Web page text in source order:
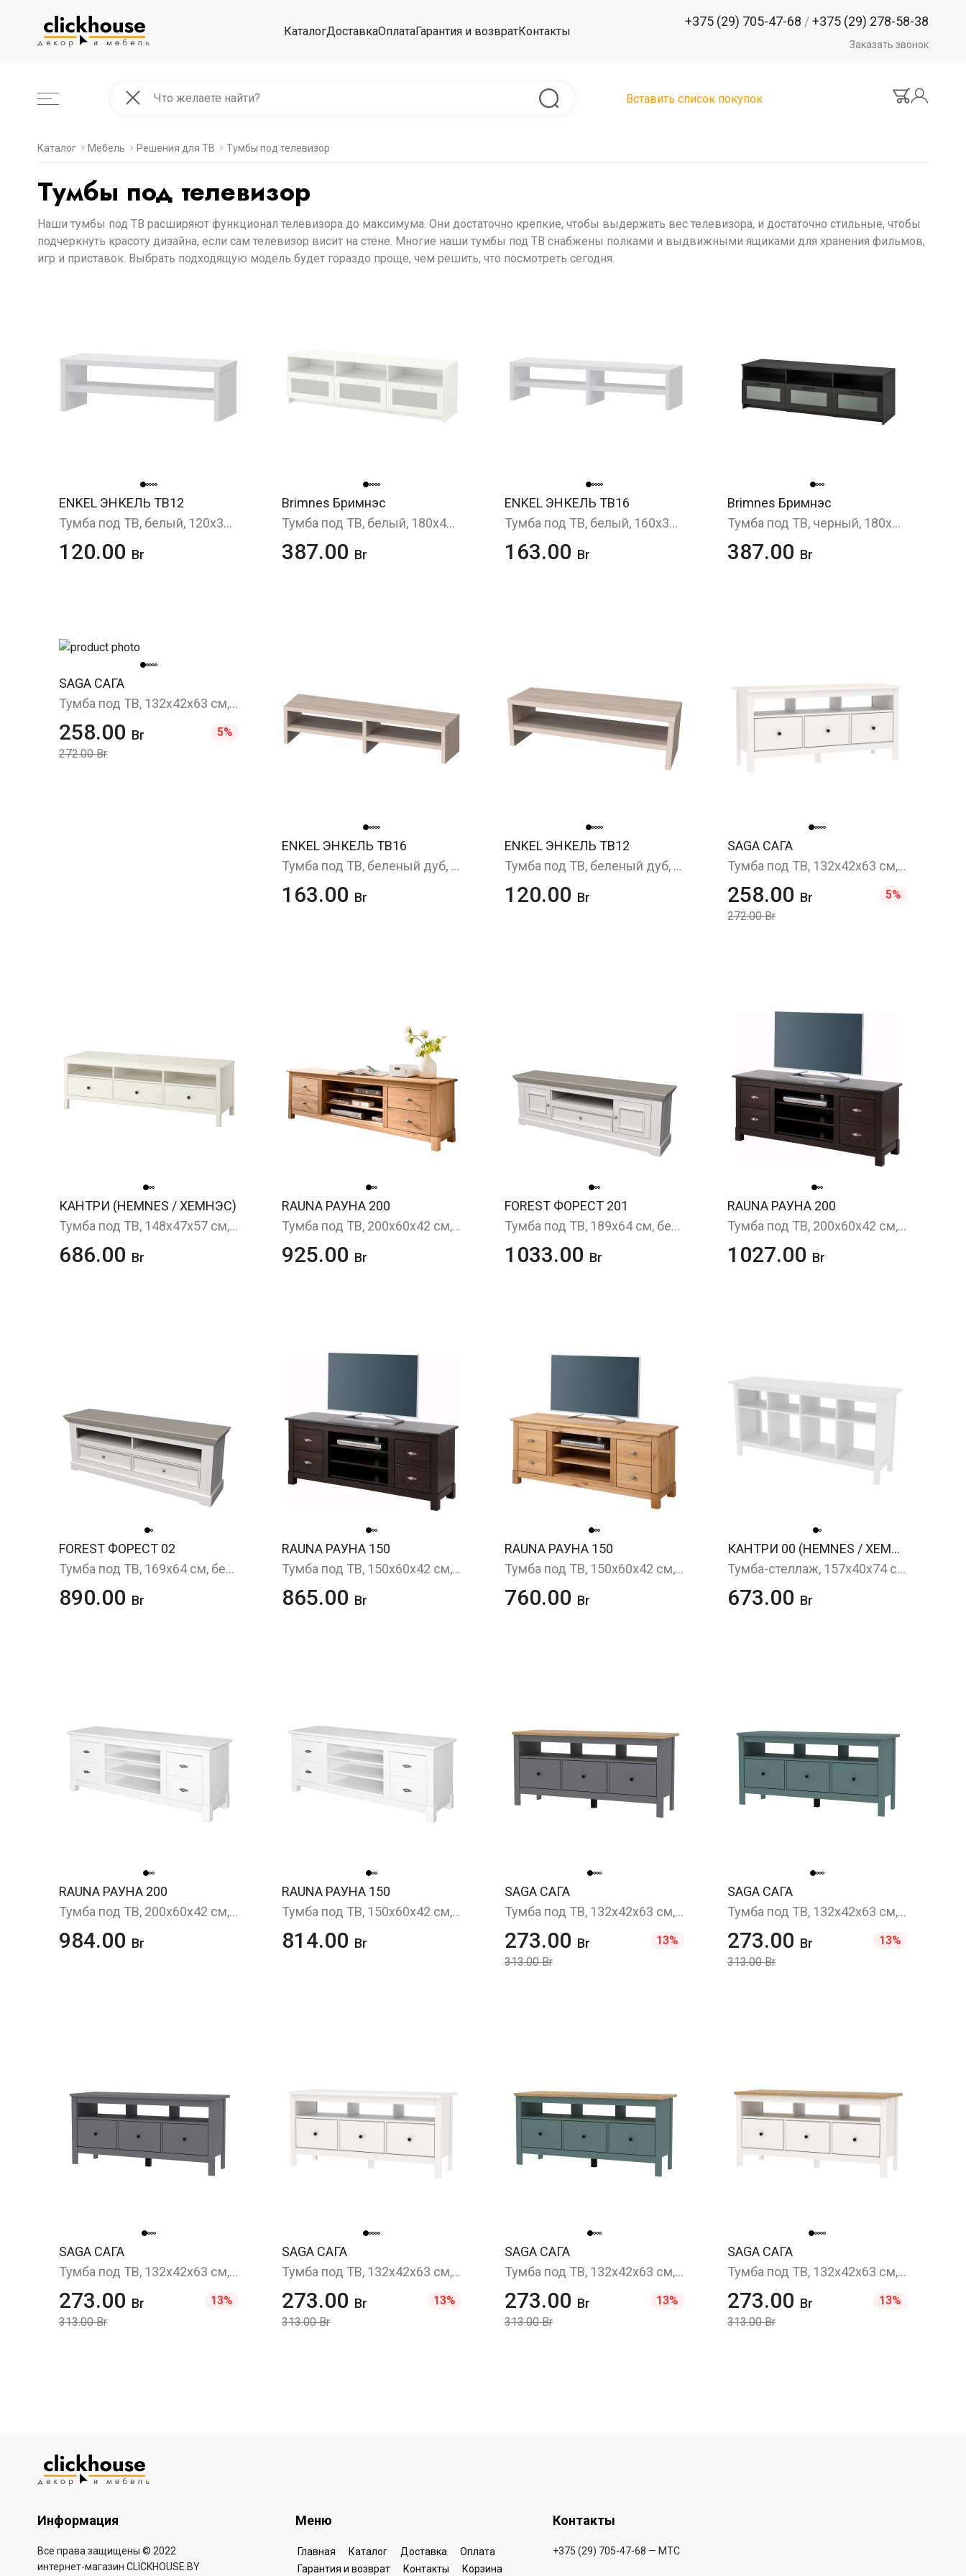
КаталогДоставкаОплатаГарантия и возвратКонтакты
+375 (29) 705-47-68 /+375 (29) 278-58-38
Заказать звонок
Вставить список покупок
Каталог Мебель Решения для ТВ Тумбы под телевизор
Тумбы под телевизор
Наши тумбы под ТВ расширяют функционал телевизора до максимума. Они достаточно крепкие, чтобы выдержать вес телевизора, и достаточно стильные, чтобы
подчеркнуть красоту дизайна, если сам телевизор висит на стене. Многие наши тумбы под ТВ снабжены полками и выдвижными ящиками для хранения фильмов,
игр и приставок. Выбрать подходящую модель будет гораздо проще, чем решить, что посмотреть сегодня.
ENKEL ЭНКЕЛЬ ТВ12
Тумба под ТВ, белый, 120х37x38 см
120.00 Br
Brimnes Бримнэс
Тумба под ТВ, белый, 180x41x53 см
387.00 Br
ENKEL ЭНКЕЛЬ ТВ16
Тумба под ТВ, белый, 160х37x38 см
163.00 Br
Brimnes Бримнэс
Тумба под ТВ, черный, 180x41x53 см
387.00 Br
SAGA САГА
Тумба под ТВ, 132x42x63 см, белый/ясень
258.00 Br
5%
272.00 Br
ENKEL ЭНКЕЛЬ ТВ16
Тумба под ТВ, беленый дуб, 160х37x38 см
163.00 Br
ENKEL ЭНКЕЛЬ ТВ12
Тумба под ТВ, беленый дуб, 120х37x38 см
120.00 Br
SAGA САГА
Тумба под ТВ, 132x42x63 см, белый
258.00 Br
5%
272.00 Br
КАНТРИ (HEMNES / ХЕМНЭС)
Тумба под ТВ, 148x47x57 см, белая морилка
686.00 Br
RAUNA РАУНА 200
Тумба под ТВ, 200x60x42 см, бейц/масло
925.00 Br
FOREST ФОРЕСТ 201
Тумба под ТВ, 189х64 см, белый/антрацит
1033.00 Br
RAUNA РАУНА 200
Тумба под ТВ, 200x60x42 см, черно-коричневый
1027.00 Br
FOREST ФОРЕСТ 02
Тумба под ТВ, 169х64 см, белый/антрацит
890.00 Br
RAUNA РАУНА 150
Тумба под ТВ, 150x60x42 см, черно-коричневый
865.00 Br
RAUNA РАУНА 150
Тумба под ТВ, 150x60x42 см, бейц/масло
760.00 Br
КАНТРИ 00 (HEMNES / ХЕМНЭС)
Тумба-стеллаж, 157х40х74 см, белая морилка
673.00 Br
RAUNA РАУНА 200
Тумба под ТВ, 200x60x42 см, белый
984.00 Br
RAUNA РАУНА 150
Тумба под ТВ, 150x60x42 см, белый
814.00 Br
SAGA САГА
Тумба под ТВ, 132x42x63 см, серый/ясень
273.00 Br
13%
313.00 Br
SAGA САГА
Тумба под ТВ, 132x42x63 см, темно-бирюзовый
273.00 Br
13%
313.00 Br
SAGA САГА
Тумба под ТВ, 132x42x63 см, серый
273.00 Br
13%
313.00 Br
SAGA САГА
Тумба под ТВ, 132x42x63 см, белый
273.00 Br
13%
313.00 Br
SAGA САГА
Тумба под ТВ, 132x42x63 см, темно-бирюзовый/ясень
273.00 Br
13%
313.00 Br
SAGA САГА
Тумба под ТВ, 132x42x63 см, белый/ясень
273.00 Br
13%
313.00 Br
Информация
Все права защищены © 2022
интернет-магазин CLICKHOUSE.BY
Меню
Главная Каталог Доставка
Оплата
Гарантия и возврат
Контакты Корзина
Контакты
+375 (29) 705-47-68 — МТС